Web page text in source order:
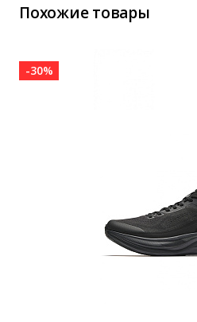
Похожие товары
-30%